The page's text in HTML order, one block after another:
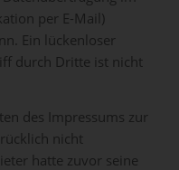
per E-Mail)
Ein lückenloser
durch Dritte ist nicht
des Impressums zur
nicht
hatte zuvor seine